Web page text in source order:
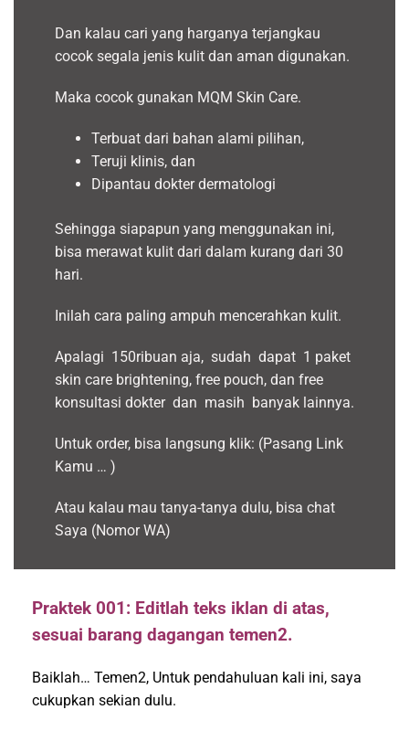
Dan kalau cari yang harganya terjangkau
cocok segala jenis kulit dan aman digunakan.
Maka cocok gunakan MQM Skin Care.
Terbuat dari bahan alami pilihan,
Teruji klinis, dan
Dipantau dokter dermatologi
Sehingga siapapun yang menggunakan ini,
bisa merawat kulit dari dalam kurang dari 30
hari.
Inilah cara paling ampuh mencerahkan kulit.
Apalagi 150ribuan aja, sudah dapat 1 paket
skin care brightening, free pouch, dan free
konsultasi dokter dan masih banyak lainnya.
Untuk order, bisa langsung klik: (Pasang Link
Kamu … )
Atau kalau mau tanya-tanya dulu, bisa chat
Saya (Nomor WA)
Praktek 001: Editlah teks iklan di atas,
sesuai barang dagangan temen2.
Baiklah… Temen2, Untuk pendahuluan kali ini, saya
cukupkan sekian dulu.